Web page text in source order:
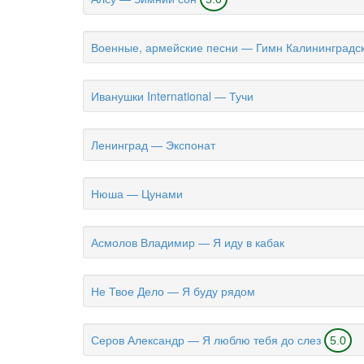
Военные, армейские песни — Гимн
Иванушки International — Тучи
Ленинград — Экспонат
Нюша — Цунами
Асмолов Владимир — Я иду в кабак
Не Твое Дело — Я буду рядом
Серов Александр — Я люблю тебя до слез 5.0